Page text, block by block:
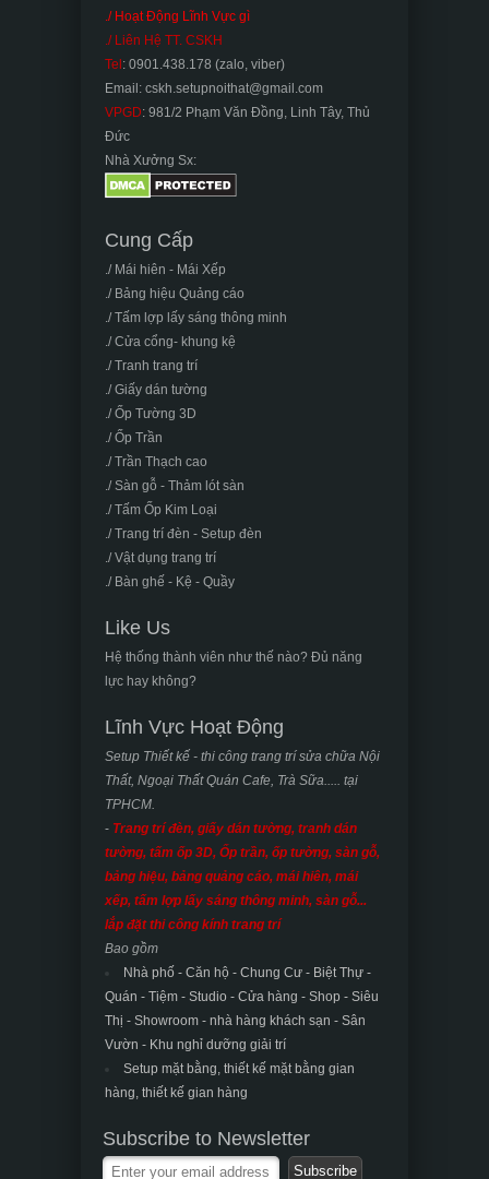
./ Hoạt Động Lĩnh Vực gì
./ Liên Hệ TT. CSKH
Tel : 0901.438.178 (zalo, viber)
Email: cskh.setupnoithat@gmail.com
VPGD: 981/2 Phạm Văn Đồng, Linh Tây, Thủ
Đức
Nhà Xưởng Sx:
Cung Cấp
./ Mái hiên - Mái Xếp
./ Bảng hiệu Quảng cáo
./ Tấm lợp lấy sáng thông minh
./ Cửa cổng- khung kệ
./ Tranh trang trí
./ Giấy dán tường
./ Ốp Tường 3D
./ Ốp Trần
./ Trần Thạch cao
./ Sàn gỗ - Thảm lót sàn
./ Tấm Ốp Kim Loại
./ Trang trí đèn - Setup đèn
./ Vật dụng trang trí
./ Bàn ghế - Kệ - Quầy
Like Us
Hệ thống thành viên như thế nào? Đủ năng
lực hay không?
Lĩnh Vực Hoạt Động
Setup Thiết kế - thi công trang trí sửa chữa Nội
Thất, Ngoại Thất Quán Cafe, Trà Sữa..... tại
TPHCM.
- Trang trí đèn, giấy dán tường, tranh dán
tường, tấm ốp 3D, Ốp trần, ốp tường, sàn gỗ,
bảng hiệu, bảng quảng cáo, mái hiên, mái
xếp, tấm lợp lấy sáng thông minh, sàn gỗ...
lắp đặt thi công kính trang trí
Bao gồm
Nhà phố - Căn hộ - Chung Cư - Biệt Thự -
Quán - Tiệm - Studio - Cửa hàng - Shop - Siêu
Thị - Showroom - nhà hàng khách sạn - Sân
Vườn - Khu nghỉ dưỡng giải trí
Setup mặt bằng, thiết kế mặt bằng gian
hàng, thiết kế gian hàng
Subscribe to Newsletter